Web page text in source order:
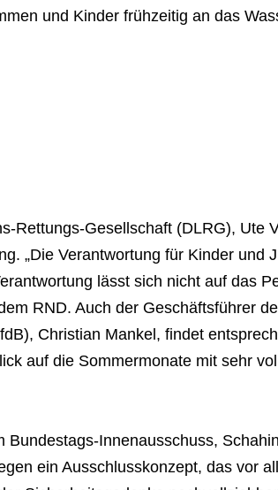
und Kinder frühzeitig an das
Rettungs-Gesellschaft (DLRG), Ute
„Die Verantwortung für Kinder und
lässt sich nicht auf das
RND. Auch der Geschäftsführer
Christian Mankel, findet
auf die Sommermonate mit sehr
Bundestags-Innenausschuss,
ein Ausschlusskonzept, das vor